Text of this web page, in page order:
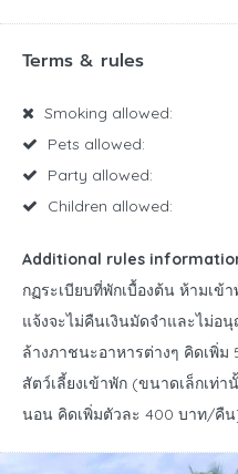
Terms & rules
Smoking allowed:
Pets allowed:
Party allowed:
Children allowed:
Additional rules
กฏระเบียบที่พักเบื้องต้น ห้ามเข้
แจ้งจะไม่คืนเงินมัดจำและไม่อ
ล้างภาชนะอาหารต่างๆ คิดเพิ่
สัตว์เลี้ยงเข้าพัก (ขนาดเล็กเท่
นอน คิดเพิ่มตัวละ 400 บาท/คื